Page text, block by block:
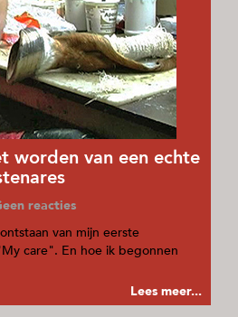
worden van een echte
reacties
van mijn eerste
care". En hoe ik begonnen
Lees meer...